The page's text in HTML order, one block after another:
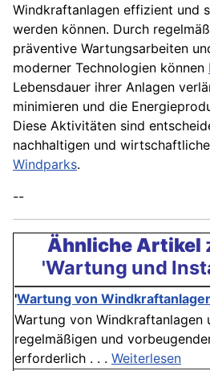
Windkraftanlagen effizient und
werden können. Durch
präventive Wartungsarbeiten
moderner Technologien können
Lebensdauer ihrer Anlagen
minimieren und die
Diese Aktivitäten sind
nachhaltigen und
Windparks.
--
Ähnliche Artikel
'Wartung und
'Wartung von
Wartung von Windkraftanlagen
regelmäßigen und
erforderlich . . . Weiterlesen